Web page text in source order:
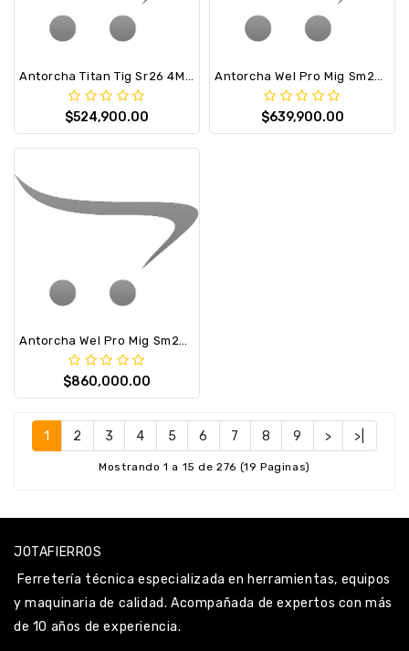
$524,900.00 $639,900.00
$860,000.00
1 2 3 4 5 6 7 8 9 > >|
Mostrando 1 a 15 de 276 (19 Paginas)
JOTAFIERROS
Ferretería técnica especializada en herramientas, equipos
y maquinaria de calidad. Acompañada de expertos con más
de 10 años de experiencia.